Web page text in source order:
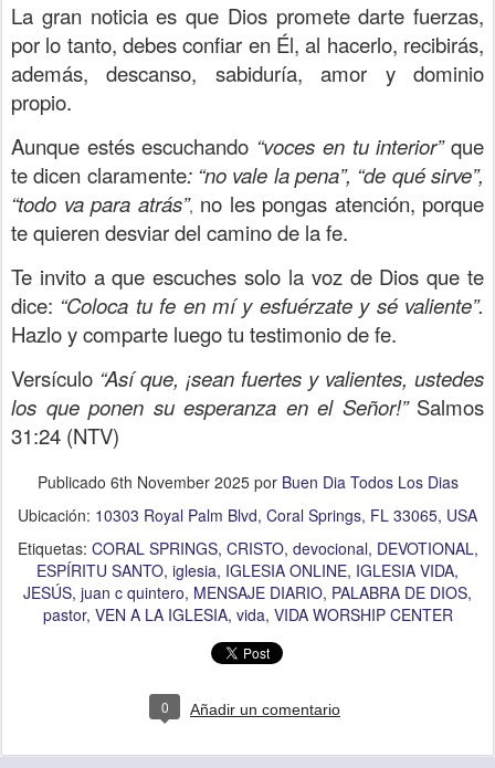
La gran noticia es que Dios promete darte fuerzas,
por lo tanto, debes confiar en Él, al hacerlo, recibirás,
además, descanso, sabiduría, amor y dominio
propio.
Aunque estés escuchando “voces en tu interior”que
te dicen claramente: “no vale la pena”, “de qué sirve”,
“todo va para atrás”, no les pongas atención, porque
te quieren desviar del camino de la fe.
Te invito a que escuches solo la voz de Dios que te
dice: “Coloca tu fe en mí y esfuérzate y sé valiente”.
Hazlo y comparte luego tu testimonio de fe.
Versículo “Así que, ¡sean fuertes y valientes, ustedes
los que ponen su esperanza en el Señor!”Salmos
31:24 (NTV)
Publicado 6th November 2025por Buen Dia Todos Los Dias
Ubicación: 10303 Royal Palm Blvd, Coral Springs, FL 33065, USA
Etiquetas: CORAL SPRINGS CRISTO devocional DEVOTIONAL
ESPÍRITU SANTO iglesia IGLESIA ONLINE IGLESIA VIDA
JESÚS juan c quintero MENSAJE DIARIO PALABRA DE DIOS
pastor VEN A LA IGLESIA vida VIDA WORSHIP CENTER
0 Añadir un comentario